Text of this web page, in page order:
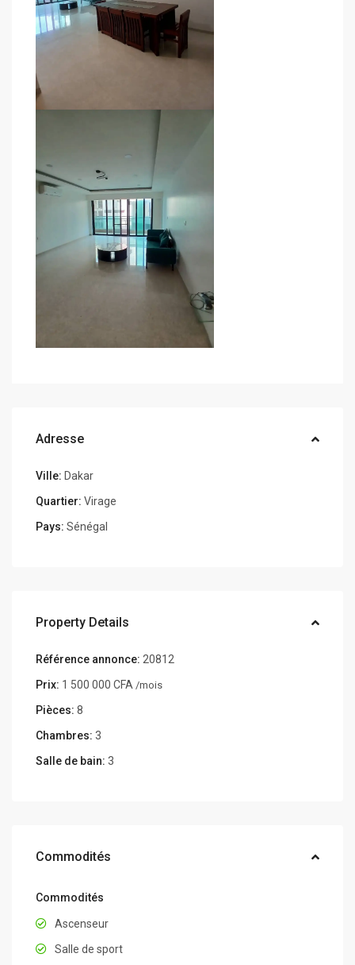
Adresse
Ville: Dakar
Quartier: Virage
Pays: Sénégal
Property Details
Référence annonce: 20812
Prix: 1 500 000 CFA /mois
Pièces: 8
Chambres: 3
Salle de bain: 3
Commodités
Commodités
Ascenseur
Salle de sport